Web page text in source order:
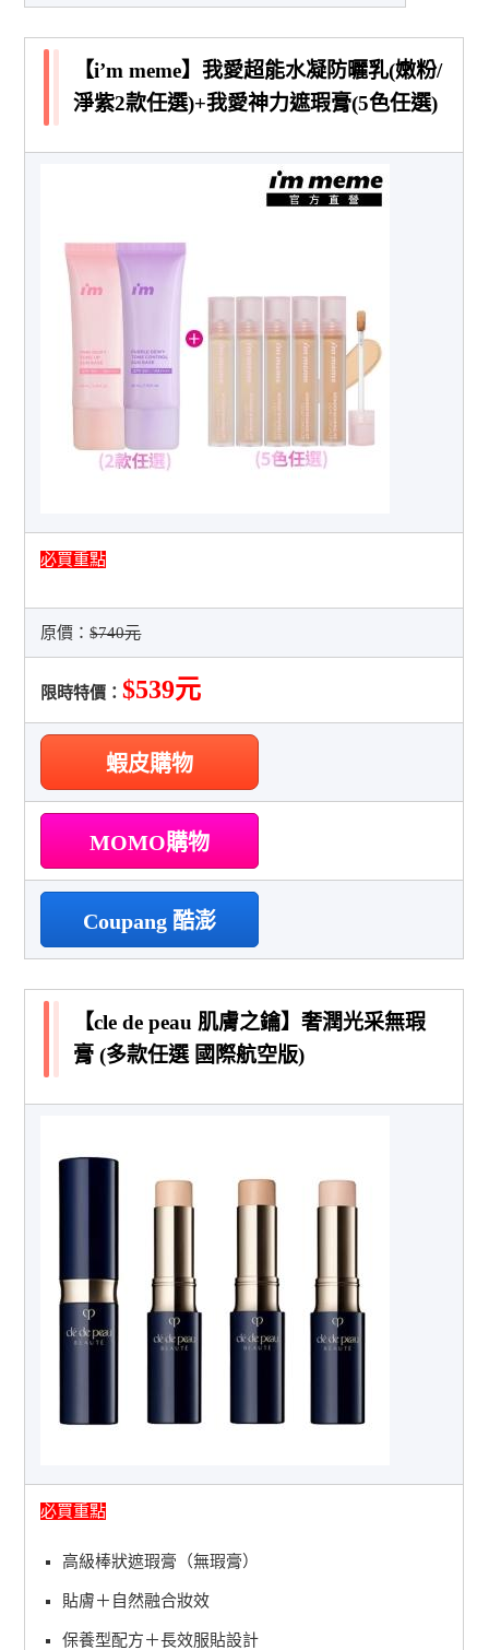
【i’m meme】我愛超能水凝防曬乳(嫩粉/
淨紫2款任選)+我愛神力遮瑕膏(5色任選)
必買重點
原價：$740元
限時特價：$539元
蝦皮購物
MOMO購物
Coupang 酷澎
【cle de peau 肌膚之鑰】奢潤光采無瑕
膏 (多款任選 國際航空版)
必買重點
高級棒狀遮瑕膏（無瑕膏）
貼膚＋自然融合妝效
保養型配方＋長效服貼設計